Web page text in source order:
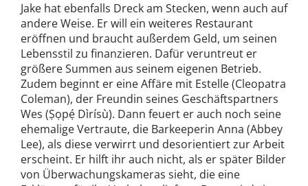
Jake hat ebenfalls Dreck am Stecken, wenn auch auf
andere Weise. Er will ein weiteres Restaurant
eröffnen und braucht außerdem Geld, um seinen
Lebensstil zu finanzieren. Dafür veruntreut er
größere Summen aus seinem eigenen Betrieb.
Zudem beginnt er eine Affäre mit Estelle (Cleopatra
Coleman), der Freundin seines Geschäftspartners
Wes (Ṣọpẹ́ Dìrísù). Dann feuert er auch noch seine
ehemalige Vertraute, die Barkeeperin Anna (Abbey
Lee), als diese verwirrt und desorientiert zur Arbeit
erscheint. Er hilft ihr auch nicht, als er später Bilder
von Überwachungskameras sieht, die eine